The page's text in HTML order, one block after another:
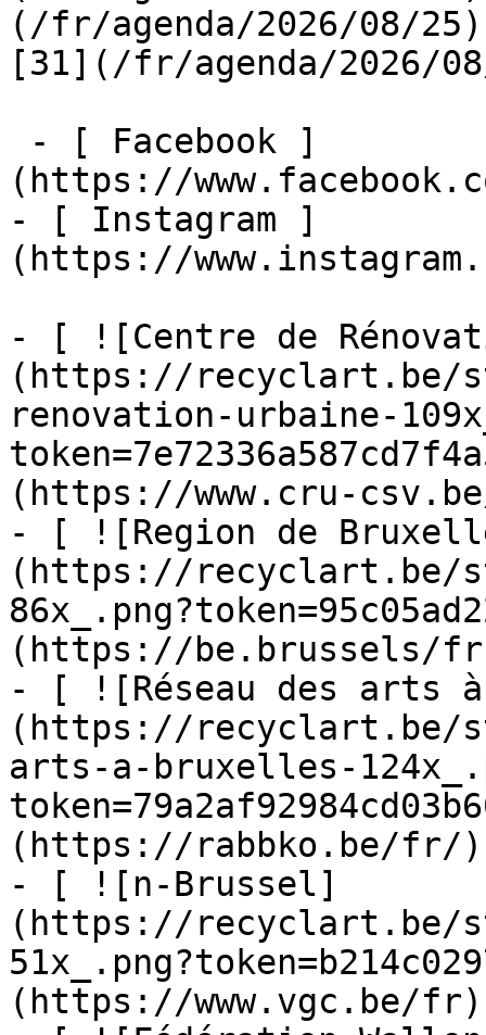
(/fr/agenda/2026/08/
[31](/fr/agenda/
(https://
- [ Instagram ]
(https://
- [ ![Centre de
(https://recyclart.be/
renovation-urbaine-
(https://www.cru-
- [ ![Region de
(https://recyclart.be/
(https://be.brussels/
- [ ![Réseau des arts
(https://recyclart.be/
arts-a-bruxelles-
(https://rabbko.be/fr/)
- [ ![n-Brussel]
(https://recyclart.be/
(https://www.vgc.be/fr)